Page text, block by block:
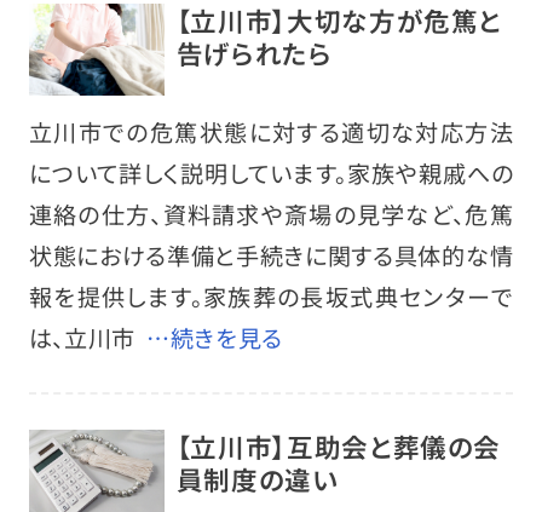
【立川市】大切な方が危篤と
告げられたら
立川市での危篤状態に対する適切な対応方法
について詳しく説明しています。家族や親戚への
連絡の仕方、資料請求や斎場の見学など、危篤
状態における準備と手続きに関する具体的な情
報を提供します。家族葬の長坂式典センターで
は、立川市 …続きを見る
【立川市】互助会と葬儀の会
員制度の違い